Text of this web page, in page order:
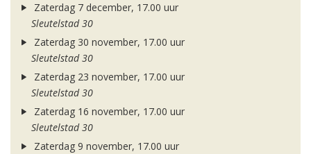
Zaterdag 7 december, 17.00 uur
Sleutelstad 30
Zaterdag 30 november, 17.00 uur
Sleutelstad 30
Zaterdag 23 november, 17.00 uur
Sleutelstad 30
Zaterdag 16 november, 17.00 uur
Sleutelstad 30
Zaterdag 9 november, 17.00 uur